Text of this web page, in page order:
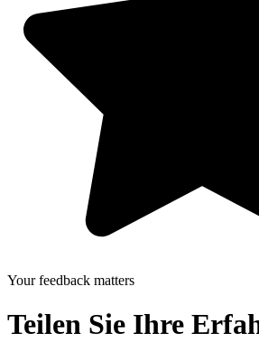
Your feedback matters
Teilen Sie Ihre